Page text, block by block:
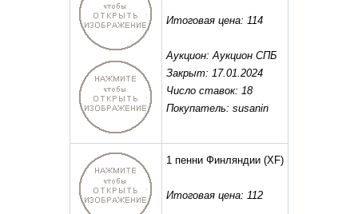
Итоговая цена: 114
Аукцион: Аукцион СПБ
Закрыт: 17.01.2024
Число ставок: 18
Покупатель: susanin
1 пенни Финляндии (XF)
Итоговая цена: 112